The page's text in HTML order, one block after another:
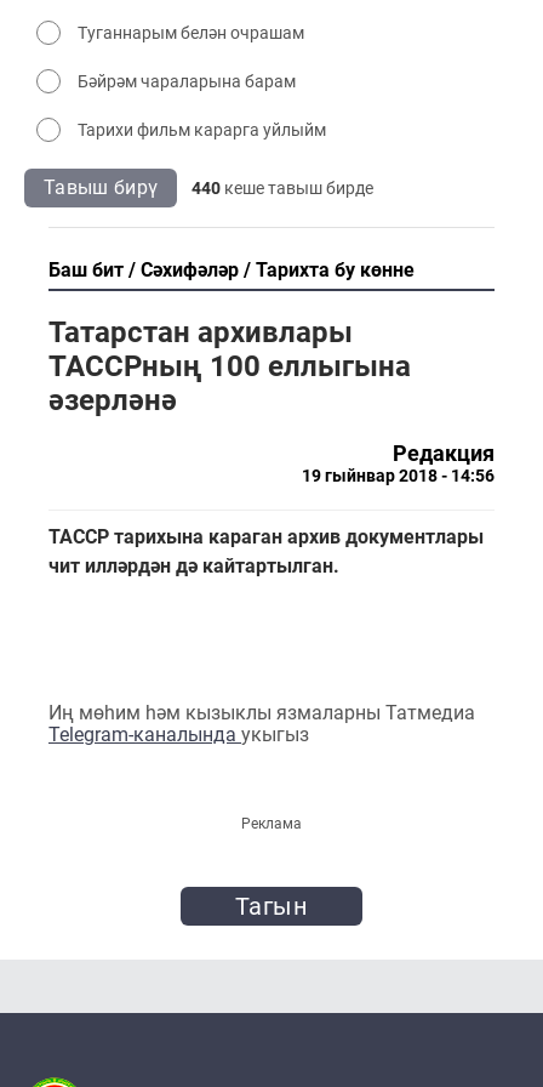
Туганнарым белән очрашам
Бәйрәм чараларына барам
Тарихи фильм карарга уйлыйм
Тавыш бирү 440 кеше тавыш бирде
Баш бит Сәхифәләр Тарихта бу көнне
Татарстан архивлары
ТАССРның 100 еллыгына
әзерләнә
Редакция
19 гыйнвар 2018 - 14:56
ТАССР тарихына караган архив документлары
чит илләрдән дә кайтартылган.
Иң мөһим һәм кызыклы язмаларны Татмедиа
Telegram-каналында укыгыз
Реклама
Тагын